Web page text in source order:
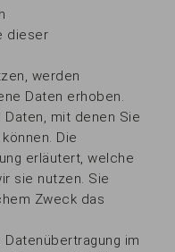
dieser
werden
Daten erhoben.
mit denen Sie
Die
erläutert, welche
sie nutzen. Sie
Zweck das
im